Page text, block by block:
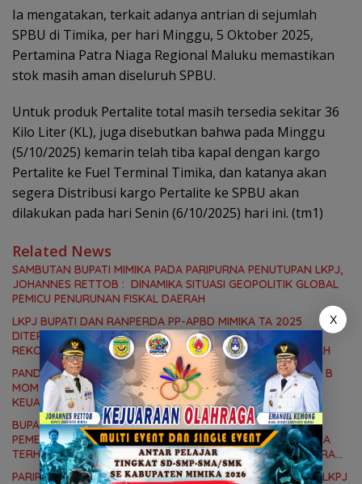
Ia mengatakan, terkait adanya antrian di sejumlah
SPBU di Timika, per hari Minggu, 5 Oktober 2025,
Pertamina Patra Niaga Regional Maluku memastikan
stok masih aman diseluruh SPBU.
Untuk produk Pertalite total masih tersedia sekitar 36
Kilo Liter (KL), juga disebutkan bahwa pada Minggu
(5/10/2025) kemarin telah tiba kapal dengan kargo
Pertalite ke Fuel Terminal Timika, dan katanya akan
segera Distribusi kargo Pertalite ke SPBU akan
dilakukan pada hari Senin (6/10/2025) hari ini. (tm1)
Related News
SAMBUTAN BUPATI MIMIKA PADA PARIPURNA PENUTUPAN LKPJ,
JOHANNES RETTOB : DINAMIKA SITUASI GEOPOLITIK GLOBAL
PEMICU PENURUNAN FISKAL DAERAH
LKPJ BUPATI DAN RANPERDA PP-APBD MIMIKA TA 2025
DITERIMA DPRK, 8 FRAKSI SAMPAIKAN SEJUMLAH
REKOMENDASI DAN CATATAN KEPADA PEMERINTAH DAERAH
PANDANGAN FRAKSI GERINDRA SOROTI LKPJ 2025, ELINUS B
MOM : APBD BUKAN HANYA SOAL ANGKA DAN LAPORAN
KEUANGAN, TETAPI SEJAUH MANA MAMPU MENJAWAB
KEBUTUHAN MASYARAKAT
BUPATI JOHANNES RETTOB SAMPAIKAN JAWABAN
PEMERINTAH, ATAS PANDANGAN UMUM FRAKSI DPRK MIMIKA
TERHADAP LKPJ DAN RANPERDA PP- APBD TAHUN ANGGARAN
PARIPURNA II DPRK MIMIKA ATAS PIDATO BUPATI TENTANG LKPJ
X